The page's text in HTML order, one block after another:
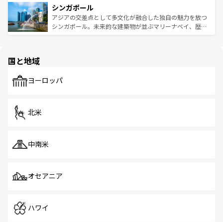
参照してほしい。
激する。気候は一年中温暖で、どの季節にも異なる楽しみ
が待っている。親しみやすいタイの人々、仏教を中心とし
た文化、そして多様な観光資源が、訪れる旅人を魅了し続
み、どこを訪れても感動するはず。観光スポットが密集し
ており、効率よく見どころを回れるのも魅力。息をのむよ
うな絶景から文化的な体験まで、香港を存分に楽しみ尽く
シンガポール
アジアの交差点として多文化が融合した独自の魅力を放つ
シンガポール。未来的な建築物が並ぶマリーナベイ、歴史
で、ホーカーズは地元の風情を楽しめる外せないスポット
国と地域
ヨーロッパ
北米
中南米
オセアニア
ハワイ